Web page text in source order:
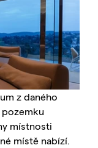
z daného
místnosti
místě nabízí.